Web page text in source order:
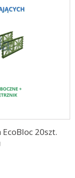
20szt.